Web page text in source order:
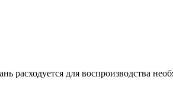
расходуется для воспроизводства